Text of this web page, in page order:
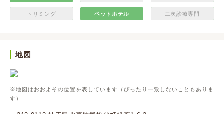
トリミング ペットホテル 二次診療専門
地図
※地図はおおよその位置を表しています（ぴったり一致しないこともありま
す）